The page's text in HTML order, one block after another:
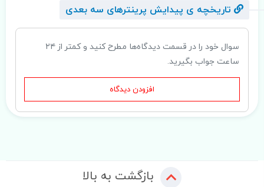
تاریخچه ی پیدایش پرینترهای سه بعدی
سوال خود را در قسمت دیدگاه‌ها مطرح کنید و کمتر از ۲۴
ساعت جواب بگیرید.
افزودن دیدگاه
بازگشت به بالا